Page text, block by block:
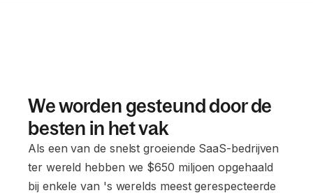
We worden gesteund door de
besten in het vak
Als een van de snelst groeiende SaaS-bedrijven
ter wereld hebben we $650 miljoen opgehaald
bij enkele van 's werelds meest gerespecteerde